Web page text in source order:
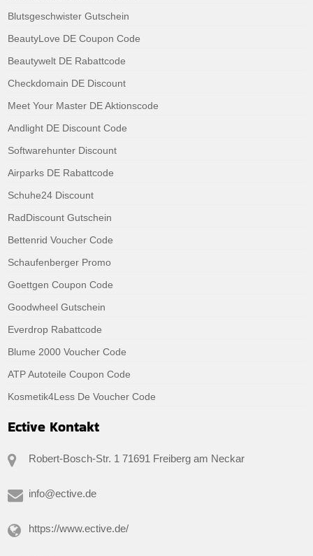
Blutsgeschwister Gutschein
BeautyLove DE Coupon Code
Beautywelt DE Rabattcode
Checkdomain DE Discount
Meet Your Master DE Aktionscode
Andlight DE Discount Code
Softwarehunter Discount
Airparks DE Rabattcode
Schuhe24 Discount
RadDiscount Gutschein
Bettenrid Voucher Code
Schaufenberger Promo
Goettgen Coupon Code
Goodwheel Gutschein
Everdrop Rabattcode
Blume 2000 Voucher Code
ATP Autoteile Coupon Code
Kosmetik4Less De Voucher Code
Ective Kontakt
Robert-Bosch-Str. 1 71691 Freiberg am Neckar
info@ective.de
https://www.ective.de/